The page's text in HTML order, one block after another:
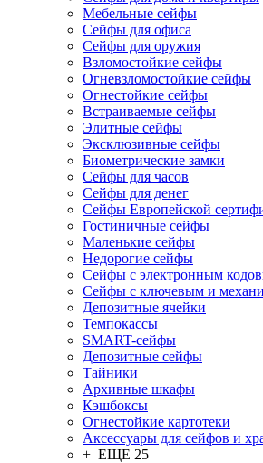
Мебельные сейфы
Сейфы для офиса
Сейфы для оружия
Взломостойкие сейфы
Огневзломостойкие сейфы
Огнестойкие сейфы
Встраиваемые сейфы
Элитные сейфы
Эксклюзивные сейфы
Биометрические замки
Сейфы для часов
Сейфы для денег
Сейфы Европейской
Гостиничные сейфы
Маленькие сейфы
Недорогие сейфы
Сейфы с электронным
Сейфы с ключевым и
Депозитные ячейки
Темпокассы
SMART-сейфы
Депозитные сейфы
Тайники
Архивные шкафы
Кэшбоксы
Огнестойкие картотеки
Аксессуары для сейфов и
+ ЕЩЕ 25